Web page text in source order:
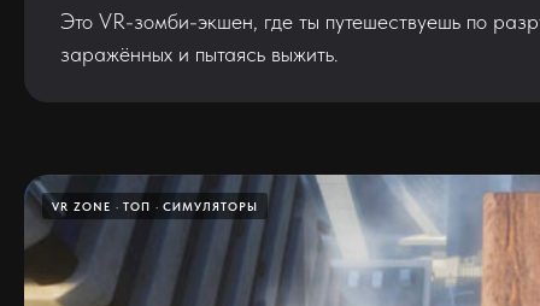
Это VR-зомби-экшен, где ты путешествуешь по
заражённых и пытаясь выжить.
VR ZONE ТОП СИМУЛЯТОРЫ